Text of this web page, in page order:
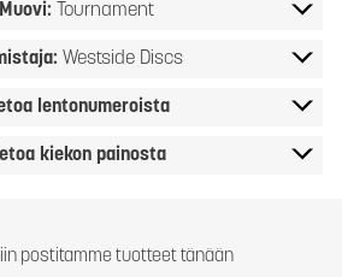
Muovi: Tournament
Westside Discs
lentonumeroista
kiekon painosta
postitamme tuotteet tänään